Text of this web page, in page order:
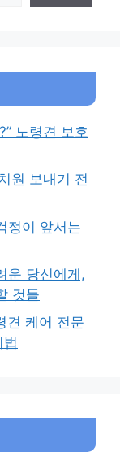
노령견 보호
원 보내기 전
정이 앞서는
운 당신에게,
것들
견 케어 전문